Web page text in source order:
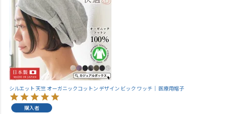
シルエット 天竺 オーガニックコットン デザイン ビック ワッチ｜ 医療用帽子
購入者